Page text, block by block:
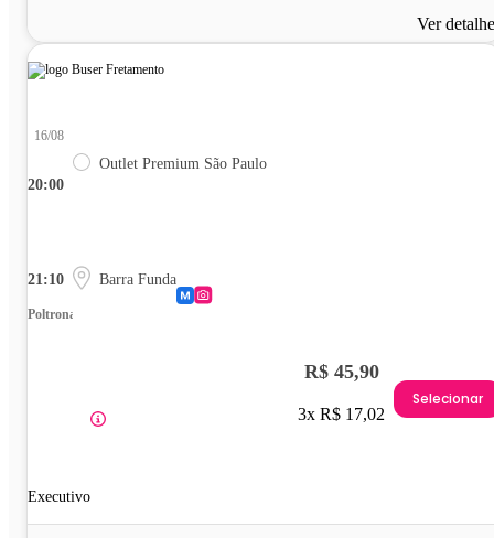
Ver
20:00
16/08
Outlet Premium São Paulo
21:10 Barra Funda
Poltrona
Executivo
R$ 45,90
3x R$ 17,02
Selecionar